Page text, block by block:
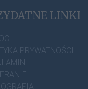
LINKI
PRYWATNOŚCI